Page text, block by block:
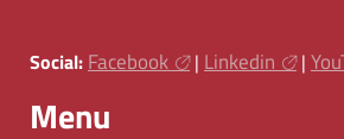
Social: Facebook | Linkedin |
Menu